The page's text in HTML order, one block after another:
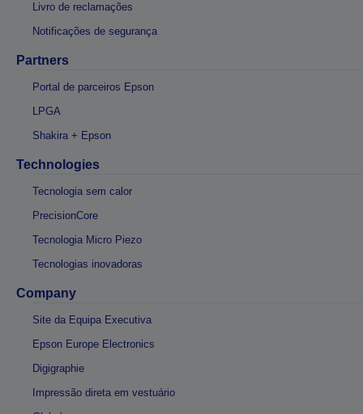
Livro de reclamações
Notificações de segurança
Partners
Portal de parceiros Epson
LPGA
Shakira + Epson
Technologies
Tecnologia sem calor
PrecisionCore
Tecnologia Micro Piezo
Tecnologias inovadoras
Company
Site da Equipa Executiva
Epson Europe Electronics
Digigraphie
Impressão direta em vestuário